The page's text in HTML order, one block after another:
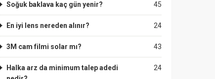
45
Soğuk baklava kaç gün yenir?
24
En iyi lens nereden alınır?
43
3M cam filmi solar mı?
24
Halka arz da minimum talep adedi